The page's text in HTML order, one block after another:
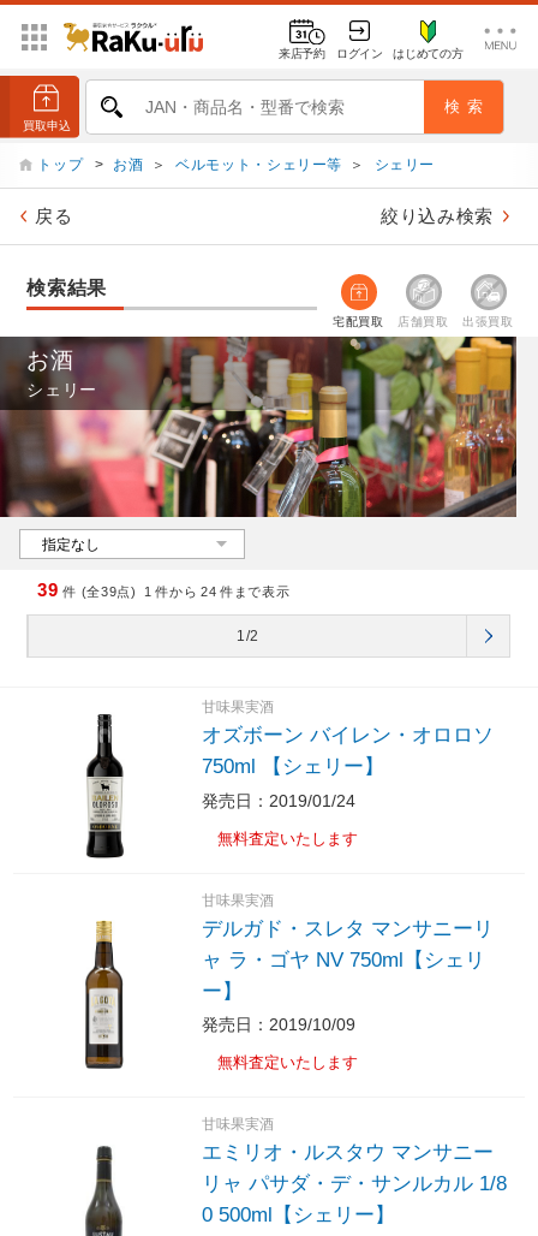
来店予約 ログイン はじめての方
トップ > お酒 ＞ ベルモット・シェリー等 ＞ シェリー
戻る 絞り込み検索
検索結果
宅配買取 店舗買取 出張買取
お酒
シェリー
39 件 (全39点) 1 件から 24 件まで表示
1/2
甘味果実酒
オズボーン バイレン・オロロソ
750ml 【シェリー】
発売日：2019/01/24
無料査定いたします
甘味果実酒
デルガド・スレタ マンサニーリ
ャ ラ・ゴヤ NV 750ml【シェリ
ー】
発売日：2019/10/09
無料査定いたします
甘味果実酒
エミリオ・ルスタウ マンサニー
リャ パサダ・デ・サンルカル 1/8
0 500ml【シェリー】